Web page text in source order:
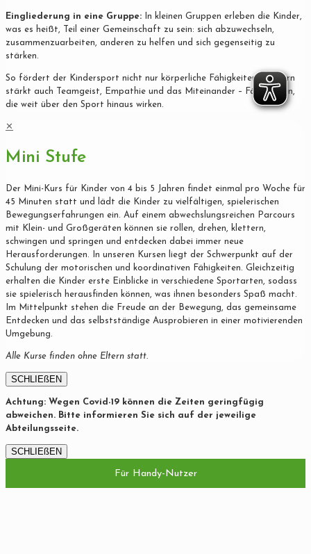
Eingliederung in eine Gruppe: In kleinen Gruppen erleben die Kinder,
was es heißt, Teil einer Gemeinschaft zu sein: sich abzuwechseln,
zusammenzuarbeiten, anderen zu helfen und sich gegenseitig zu
stärken.
So fördert der Kindersport nicht nur körperliche Fähigkeiten, sondern
stärkt auch Teamgeist, Empathie und das Miteinander – Fähigkeiten,
die weit über den Sport hinaus wirken.
✕
Mini Stufe
Der Mini-Kurs für Kinder von 4 bis 5 Jahren findet einmal pro Woche für
45 Minuten statt und lädt die Kinder zu vielfältigen, spielerischen
Bewegungserfahrungen ein. Auf einem abwechslungsreichen Parcours
mit Klein- und Großgeräten können sie rollen, drehen, klettern,
schwingen und springen und entdecken dabei immer neue
Herausforderungen. In unseren Kursen liegt der Schwerpunkt auf der
Schulung der motorischen und koordinativen Fähigkeiten. Gleichzeitig
erhalten die Kinder erste Einblicke in verschiedene Sportarten, sodass
sie spielerisch herausfinden können, was ihnen besonders Spaß macht.
Im Mittelpunkt stehen die Freude an der Bewegung, das gemeinsame
Entdecken und das selbstständige Ausprobieren in einer motivierenden
Umgebung.
Alle Kurse finden ohne Eltern statt.
SCHLIEßEN
Achtung: Wegen Covid-19 können die Zeiten geringfügig
abweichen. Bitte informieren Sie sich auf der jeweilige
Abteilungsseite.
SCHLIEßEN
Für Handy-Nutzer